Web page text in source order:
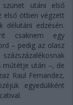
utáni első
első ötben végzett
edzésén.
csaknem egy
– pedig az olasz
műtétje után –, de
Raul Fernandez,
egyedüliként